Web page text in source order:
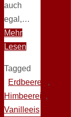
auch
egal,…
Mehr
Lesen
Tagged
Erdbeereis ,
Himbeereis ,
Vanilleeis